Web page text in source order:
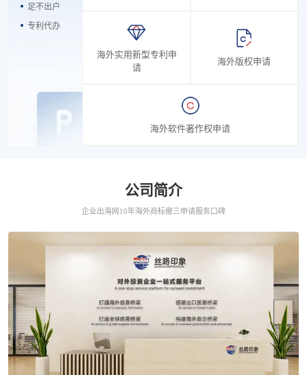
足不出户
专利代办
海外实用新型专利申
请
海外版权申请
海外软件著作权申请
公司简介
企业出海网10年海外商标撤三申请服务口碑